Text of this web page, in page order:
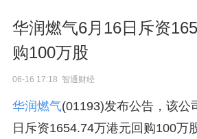
华润燃气6月16日斥资
购100万股
06-16 17:18 智通财经
华润燃气(01193)发布公告，该公
日斥资1654.74万港元回购100万